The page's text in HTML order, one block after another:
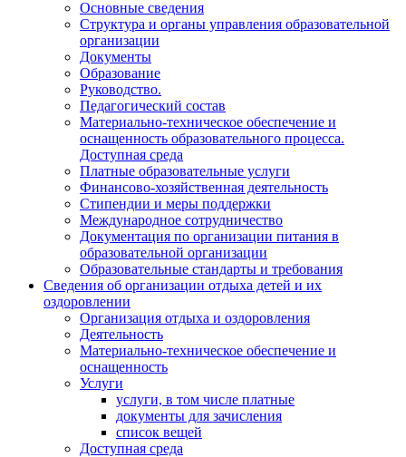
Основные сведения
Структура и органы управления образовательной
организации
Документы
Образование
Руководство.
Педагогический состав
Материально-техническое обеспечение и
оснащенность образовательного процесса.
Доступная среда
Платные образовательные услуги
Финансово-хозяйственная деятельность
Стипендии и меры поддержки
Международное сотрудничество
Документация по организации питания в
образовательной организации
Образовательные стандарты и требования
Сведения об организации отдыха детей и их
оздоровлении
Организация отдыха и оздоровления
Деятельность
Материально-техническое обеспечение и
оснащенность
Услуги
услуги, в том числе платные
документы для зачисления
список вещей
Доступная среда